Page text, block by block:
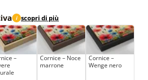
i scopri di più
–
Cornice – Noce
marrone
Cornice –
Wenge nero